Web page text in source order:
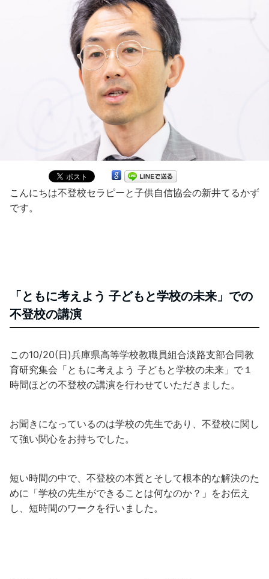
こんにちは不登校セラピーと子供自信協会の新井てるかず
です。
「ともに考えよう 子どもと学校の未来」での
不登校の講演
この10/20(日)兵庫県高等学校教職員組合淡路支部合同教
育研究集会「ともに考えよう 子どもと学校の未来」で１
時間ほどの不登校の講演を行わせていただきました。
お聞きになっているのは学校の先生であり、不登校に関し
て強い関心をお持ちでした。
短い時間の中で、不登校の本質とそして根本的な解決のた
めに「学校の先生ができることは何なのか？」をお伝え
し、短時間のワークを行いました。